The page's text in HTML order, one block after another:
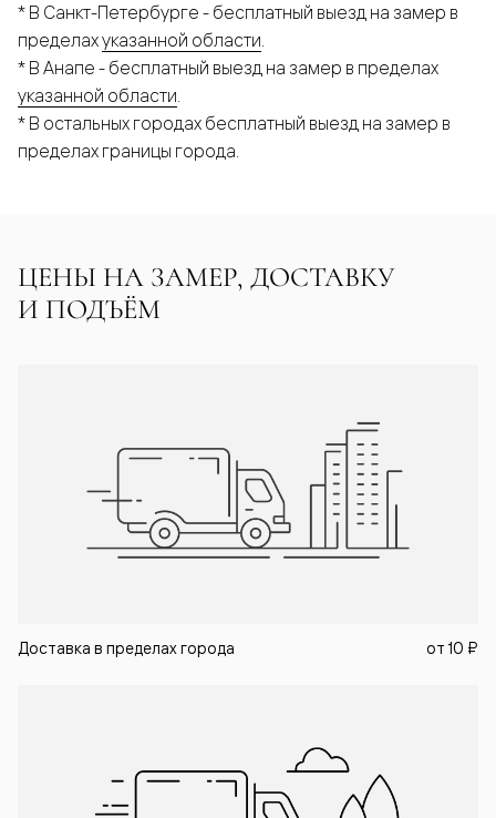
* В Санкт-Петербурге - бесплатный выезд на замер в
пределахуказанной области.
* В Анапе - бесплатный выезд на замер в пределах
указанной области.
* В остальных городах бесплатный выезд на замер в
пределах границы города.
ЦЕНЫ НА ЗАМЕР, ДОСТАВКУ
И ПОДЪЁМ
Доставка в пределах города от 10 ₽